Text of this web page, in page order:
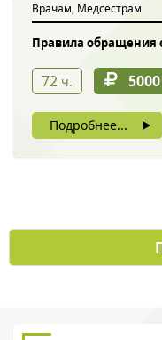
Врачам, Медсестрам
Правила обращения
72 ч. 5000
Подробнее...